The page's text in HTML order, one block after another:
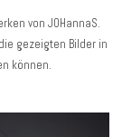
von JOHannaS.
gezeigten Bilder in
können.